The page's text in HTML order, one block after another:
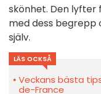
skönhet. Den lyfter
med dess
själv.
LÄS OCKSÅ
Veckans bästa
de-France